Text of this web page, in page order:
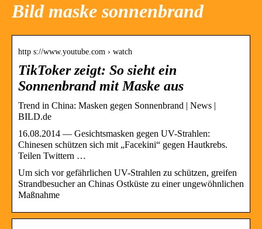
Bild maske sonnenbrand
http s://www.youtube.com › watch
TikToker zeigt: So sieht ein
Sonnenbrand mit Maske aus
Trend in China: Masken gegen Sonnenbrand | News |
BILD.de
16.08.2014 — Gesichtsmasken gegen UV-Strahlen:
Chinesen schützen sich mit „Facekini“ gegen Hautkrebs.
Teilen Twittern …
Um sich vor gefährlichen UV-Strahlen zu schützen, greifen
Strandbesucher an Chinas Ostküste zu einer ungewöhnlichen
Maßnahme